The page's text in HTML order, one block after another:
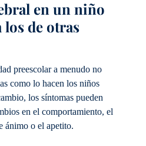
en un niño
los de otras
preescolar a menudo no
como lo hacen los niños
los síntomas pueden
en el comportamiento, el
ánimo o el apetito.